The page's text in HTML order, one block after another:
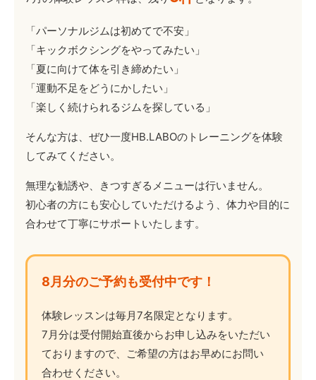
「パーソナルジムは初めてで不安」
「キックボクシングをやってみたい」
「夏に向けて体を引き締めたい」
「運動不足をどうにかしたい」
「楽しく続けられるジムを探している」
そんな方は、ぜひ一度HB.LABOのトレーニングを体験
してみてください。
無理な勧誘や、きつすぎるメニューは行いません。
初心者の方にも安心していただけるよう、体力や目的に
合わせて丁寧にサポートいたします。
8月分のご予約も受付中です！
体験レッスンは毎月7名限定となります。
7月分は受付開始直後からお申し込みをいただい
ておりますので、ご希望の方はお早めにお問い
合わせください。